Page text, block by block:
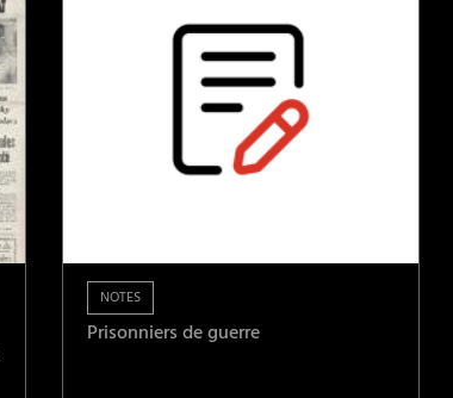
NOTES
Prisonniers de guerre